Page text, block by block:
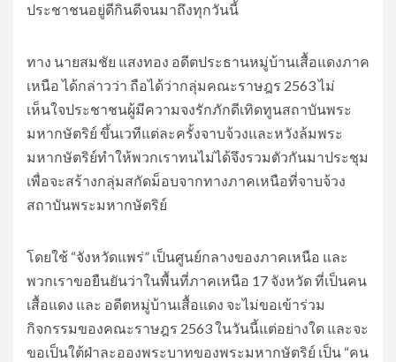
ประชาชนอยู่ดีกินดีจนมาถึงทุกวันนี้
ทาง นายสมชัย แสงทอง อดีตประธานหมู่บ้านเสื้อแดงภาค
เหนือ ได้กล่าวว่า ถือได้ว่ากลุ่มคณะราษฎร 2563 ไม่
เห็นใจประชาชนผู้มีความจงรักภักดีเทิดทูนสถาบันพระ
มหากษัตริย์ ขึ้นเวทีแต่ละครั้งจาบจ้วงและหวังล้มพระ
มหากษัตริย์ทำให้พวกเราทนไม่ได้จึงรวมตัวกันมาประชุม
เพื่อจะสร้างกลุ่มสกัดม็อบจากทางภาคเหนือที่จาบจ้วง
สถาบันพระมหากษัตริย์
โดยใช้ “จังหวัดแพร่” เป็นศูนย์กลางของภาคเหนือ และ
พวกเราขอยืนยันว่าในพื้นที่ภาคเหนือ 17 จังหวัด ที่เป็นคน
เสื้อแดง และ อดีตหมู่บ้านเสื้อแดง จะไม่ขอเข้าร่วม
กิจกรรมของคณะราษฎร 2563 ในวันนี้แต่อย่างใด และจะ
ขอเป็นใต้ฝ่าละอองพระบาทของพระมหากษัตริย์ เป็น “คน